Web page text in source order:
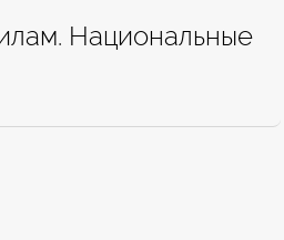
Национальные